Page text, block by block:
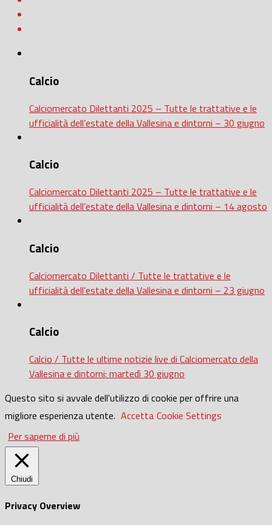
Calcio
Calciomercato Dilettanti 2025 – Tutte le trattative e le
ufficialità dell’estate della Vallesina e dintorni – 30 giugno
Calcio
Calciomercato Dilettanti 2025 – Tutte le trattative e le
ufficialità dell’estate della Vallesina e dintorni – 14 agosto
Calcio
Calciomercato Dilettanti / Tutte le trattative e le
ufficialità dell’estate della Vallesina e dintorni – 23 giugno
Calcio
Calcio / Tutte le ultime notizie live di Calciomercato della
Vallesina e dintorni: martedì 30 giugno
Questo sito si avvale dell'utilizzo di cookie per offrire una
migliore esperienza utente. Accetta Cookie Settings
Per saperne di più
Chiudi
Privacy Overview